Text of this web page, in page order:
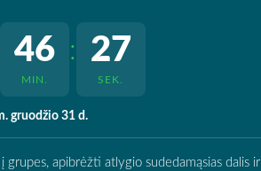
46
MIN.
: 26
SEK.
gruodžio 31 d.
apibrėžti atlygio sudedamąsias dalis ir